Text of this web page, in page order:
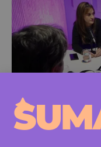
Carucci
Debate grietal: